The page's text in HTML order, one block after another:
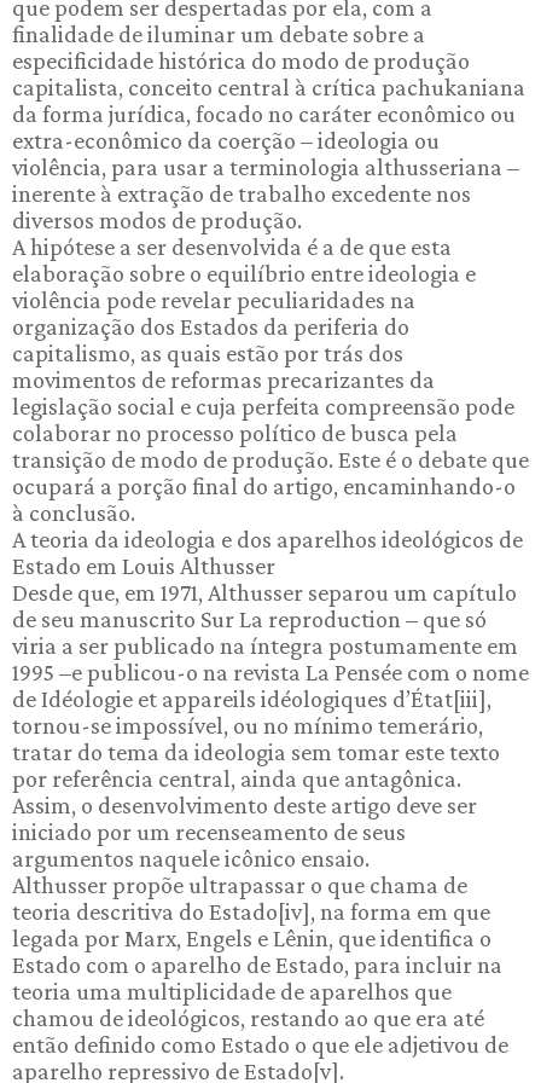
que podem ser despertadas por ela, com a
finalidade de iluminar um debate sobre a
especificidade histórica do modo de produção
capitalista, conceito central à crítica pachukaniana
da forma jurídica, focado no caráter econômico ou
extra-econômico da coerção – ideologia ou
violência, para usar a terminologia althusseriana –
inerente à extração de trabalho excedente nos
diversos modos de produção.
A hipótese a ser desenvolvida é a de que esta
elaboração sobre o equilíbrio entre ideologia e
violência pode revelar peculiaridades na
organização dos Estados da periferia do
capitalismo, as quais estão por trás dos
movimentos de reformas precarizantes da
legislação social e cuja perfeita compreensão pode
colaborar no processo político de busca pela
transição de modo de produção. Este é o debate que
ocupará a porção final do artigo, encaminhando-o
à conclusão.
A teoria da ideologia e dos aparelhos ideológicos de
Estado em Louis Althusser
Desde que, em 1971, Althusser separou um capítulo
de seu manuscrito Sur La reproduction – que só
viria a ser publicado na íntegra postumamente em
1995 –e publicou-o na revista La Pensée com o nome
de Idéologie et appareils idéologiques d’État[iii],
tornou-se impossível, ou no mínimo temerário,
tratar do tema da ideologia sem tomar este texto
por referência central, ainda que antagônica.
Assim, o desenvolvimento deste artigo deve ser
iniciado por um recenseamento de seus
argumentos naquele icônico ensaio.
Althusser propõe ultrapassar o que chama de
teoria descritiva do Estado[iv], na forma em que
legada por Marx, Engels e Lênin, que identifica o
Estado com o aparelho de Estado, para incluir na
teoria uma multiplicidade de aparelhos que
chamou de ideológicos, restando ao que era até
então definido como Estado o que ele adjetivou de
aparelho repressivo de Estado[v].